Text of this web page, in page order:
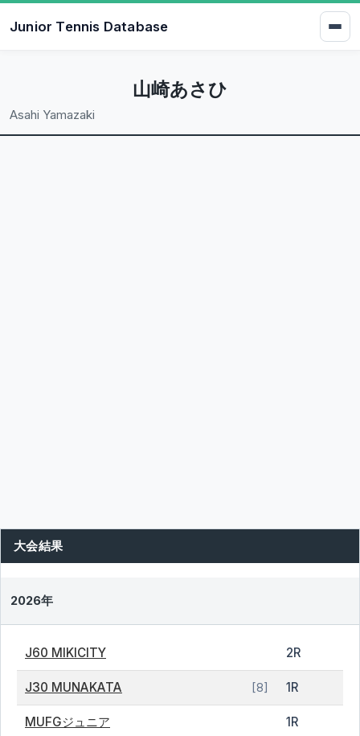
Junior Tennis Database
山崎あさひ
Asahi Yamazaki
大会結果
2026年
J60 MIKICITY 2R
J30 MUNAKATA [8] 1R
MUFGジュニア 1R